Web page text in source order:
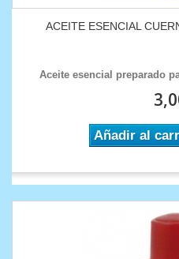
ACEITE ESENCIAL
Aceite esencial preparado
Añadir al